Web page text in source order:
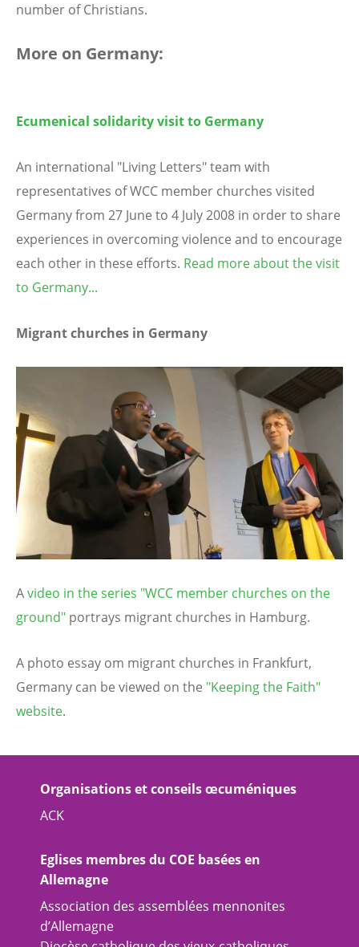
number of Christians.
More on Germany:
Ecumenical solidarity visit to Germany
An international "Living Letters" team with
representatives of WCC member churches visited
Germany from 27 June to 4 July 2008 in order to share
experiences in overcoming violence and to encourage
each other in these efforts. Read more about the visit
to Germany...
Migrant churches in Germany
Avideo in the series "WCC member churches on the
ground" portrays migrant churches in Hamburg.
A photo essay om migrant churches in Frankfurt,
Germany can be viewed on the "Keeping the Faith"
website.
Organisations et conseils œcuméniques
ACK
Eglises membres du COE basées en
Allemagne
Association des assemblées mennonites
d’Allemagne